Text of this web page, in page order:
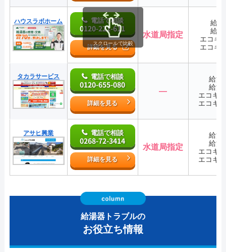
ハウスラボホーム 電話で相談
0120-221-611
詳細を見る
水道局指定
給
給
エコキ
エコキ
タカラサービス 電話で相談
0120-655-080
詳細を見る
―
給湯
給湯
エコキ
エコキ
アサヒ興業 電話で相談
0268-72-3414
詳細を見る
水道局指定
給湯
給湯
エコキ
エコキ
スクロールで比較
給湯器トラブルの
お役立ち情報